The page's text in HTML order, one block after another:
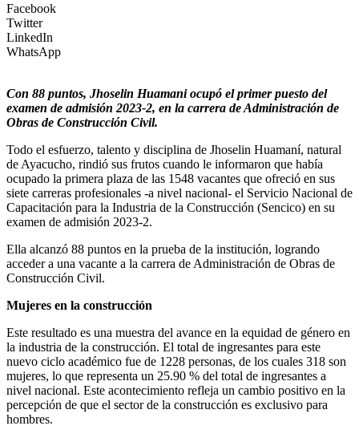
Facebook
Twitter
LinkedIn
WhatsApp
Con 88 puntos, Jhoselin Huamani ocupó el primer puesto del
examen de admisión 2023-2, en la carrera de Administración de
Obras de Construcción Civil.
Todo el esfuerzo, talento y disciplina de Jhoselin Huamaní, natural
de Ayacucho, rindió sus frutos cuando le informaron que había
ocupado la primera plaza de las 1548 vacantes que ofreció en sus
siete carreras profesionales -a nivel nacional- el Servicio Nacional de
Capacitación para la Industria de la Construcción (Sencico) en su
examen de admisión 2023-2.
Ella alcanzó 88 puntos en la prueba de la institución, logrando
acceder a una vacante a la carrera de Administración de Obras de
Construcción Civil.
Mujeres en la construcción
Este resultado es una muestra del avance en la equidad de género en
la industria de la construcción. El total de ingresantes para este
nuevo ciclo académico fue de 1228 personas, de los cuales 318 son
mujeres, lo que representa un 25.90 % del total de ingresantes a
nivel nacional. Este acontecimiento refleja un cambio positivo en la
percepción de que el sector de la construcción es exclusivo para
hombres.